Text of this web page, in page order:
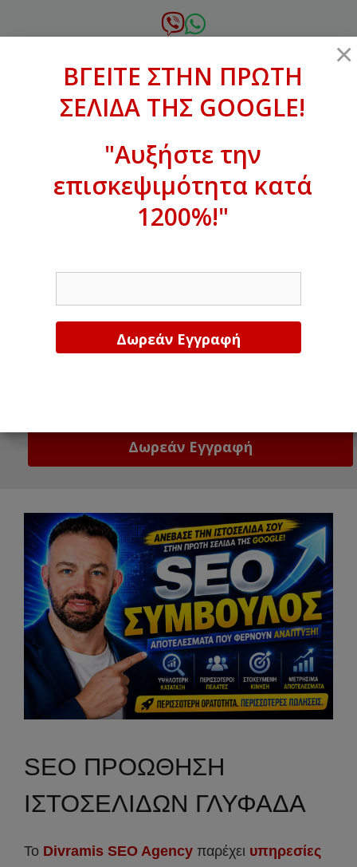
σε
xanthogenous@gmail.com
ΒΓΕΙΤΕ ΣΤΗΝ ΠΡΩΤΗ ΣΕΛΙΔΑ ΤΗΣ
GOOGLE!
SEO ΠΡΟΩΘΗΣΗ
ΙΣΤΟΣΕΛΙΔΩΝ ΓΛΥΦΑΔΑ
Το Divramis SEO Agency παρέχει υπηρεσίες
×
ΒΓΕΙΤΕ ΣΤΗΝ ΠΡΩΤΗ
ΣΕΛΙΔΑ ΤΗΣ GOOGLE!
"Αυξήστε την
επισκεψιμότητα κατά
1200%!"